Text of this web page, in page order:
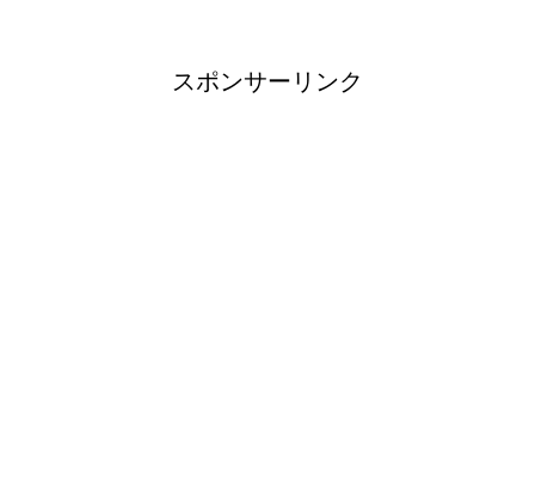
スポンサーリンク